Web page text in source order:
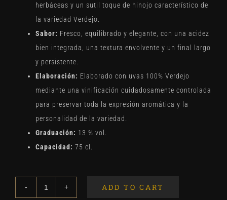
herbáceas y un sutil toque de hinojo característico de
la variedad Verdejo.
Sabor: Fresco, equilibrado y elegante, con una acidez
bien integrada, una textura envolvente y un final largo
y persistente.
Elaboración: Elaborado con uvas 100% Verdejo
mediante una vinificación cuidadosamente controlada
para preservar toda la expresión aromática y la
personalidad de la variedad.
Graduación: 13 % vol.
Capacidad: 75 cl.
ADD TO CART